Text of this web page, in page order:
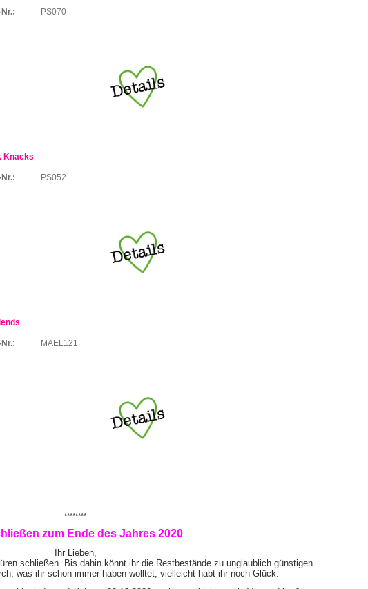
Nr.: PS070
Knacks
Nr.: PS052
Nr.: MAEL121
********
zum Ende des Jahres 2020
Ihr Lieben,
schließen. Bis dahin könnt ihr die Restbestände zu unglaublich günstigen
was ihr schon immer haben wolltet, vielleicht habt ihr noch Glück.